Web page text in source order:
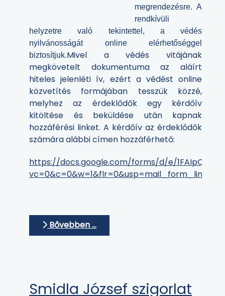
megrendezésre. A
rendkívüli
helyzetre való tekintettel, a védés
nyilvánosságát online elérhetőséggel
biztosítjuk.Mivel a védés vitájának
megkövetelt dokumentuma az aláírt
hiteles jelenléti ív, ezért a védést online
közvetítés formájában tesszük közzé,
melyhez az érdeklődők egy kérdőív
kitöltése és beküldése után kapnak
hozzáférési linket. A kérdőív az érdeklődők
számára alábbi címen hozzáférhető:
https://docs.google.com/forms/d/e/
vc=0&c=0&w=1&flr=0&usp=mail_form_link
Bővebben …
Smidla József szigorlat